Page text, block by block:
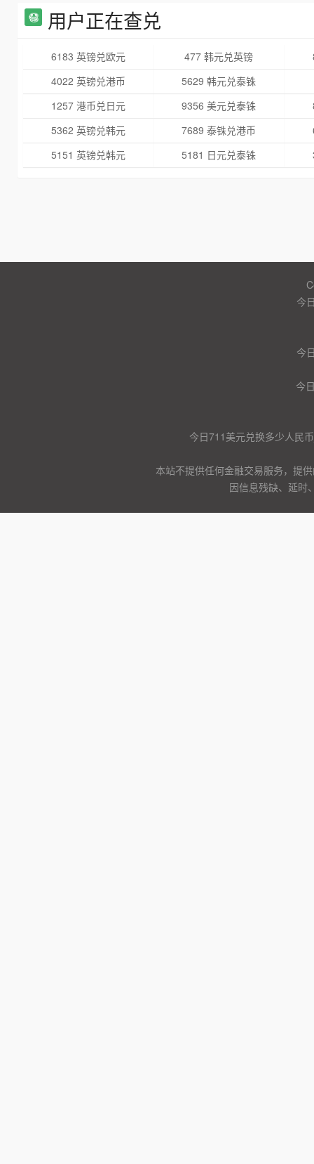
用户正在查兑
6183 英镑兑欧元 477 韩元兑英镑
4022 英镑兑港币
5629 韩元兑泰铢
1257 港币兑日元
9356 美元兑泰铢
5362 英镑兑韩元
7689 泰铢兑港币
5151 英镑兑韩元
5181 日元兑泰铢
今
今
今
今日711美元兑换多少人民
本站不提供任何金融交易服务，提
因信息残缺、延时